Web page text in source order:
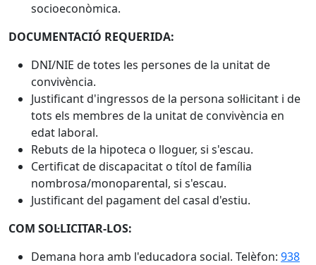
socioeconòmica.
DOCUMENTACIÓ REQUERIDA:
DNI/NIE de totes les persones de la unitat de
convivència.
Justificant d'ingressos de la persona sol·licitant i de
tots els membres de la unitat de convivència en
edat laboral.
Rebuts de la hipoteca o lloguer, si s'escau.
Certificat de discapacitat o títol de família
nombrosa/monoparental, si s'escau.
Justificant del pagament del casal d'estiu.
COM SOL·LICITAR-LOS:
Demana hora amb l'educadora social. Telèfon: 938